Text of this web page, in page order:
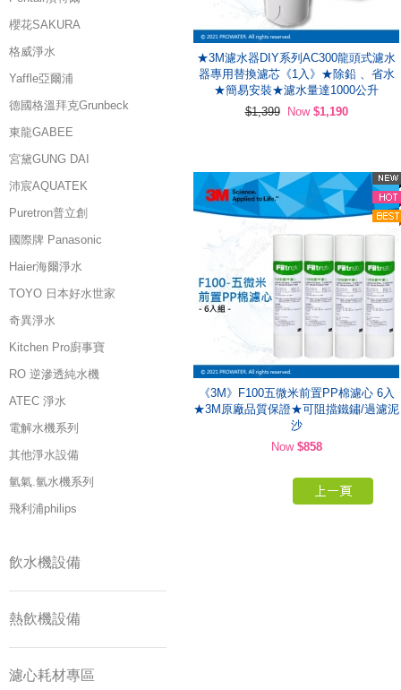
櫻花SAKURA
格威淨水
Yaffle亞爾浦
德國格溫拜克Grunbeck
東龍GABEE
宮黛GUNG DAI
沛宸AQUATEK
Puretron普立創
國際牌 Panasonic
Haier海爾淨水
TOYO 日本好水世家
奇異淨水
Kitchen Pro廚事寶
RO 逆滲透純水機
ATEC 淨水
電解水機系列
其他淨水設備
氫氣.氫水機系列
飛利浦philips
飲水機設備
熱飲機設備
濾心耗材專區
★3M濾水器DIY系列AC300龍頭式濾水
器專用替換濾芯《1入》★除鉛 、省水
★簡易安裝★濾水量達1000公升
$1,399
Now $1,190
《3M》F100五微米前置PP棉濾心 6入
★3M原廠品質保證★可阻擋鐵鏽/過濾泥
沙
Now $858